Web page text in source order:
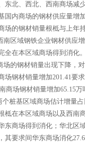
东北、西北、西南商场减
国内商场的钢材供应量增
场的钢材销量根柢与上年
区域钢铁企业钢材供应
全在本区域商场得到消化
场的钢材销量出现下降，
场钢材销量增加201.41要
商场钢材销量增加65.15
桩基区域商场估计增量
柢在本区域商场以及西南
东商场得到消化；华北区
要求间华东商场消化